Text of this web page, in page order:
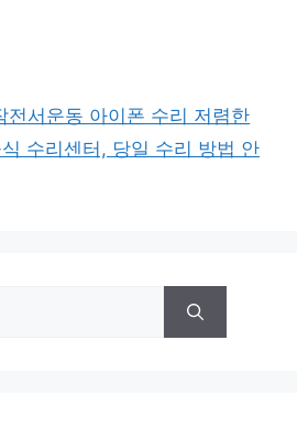
전서운동 아이폰 수리 저렴한
수리센터, 당일 수리 방법 안